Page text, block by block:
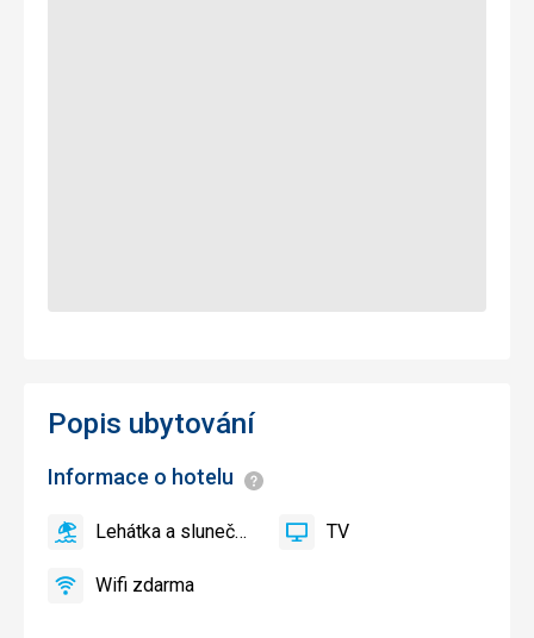
Popis ubytování
Informace o hotelu Informace
Lehátka
slunečníky
Lehátka a slunečníky u bazénu zdarma
ano TV TV
ano
Wifi
Wifi zdarma
ano